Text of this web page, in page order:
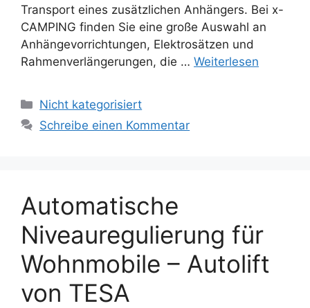
Transport eines zusätzlichen Anhängers. Bei x-
CAMPING finden Sie eine große Auswahl an
Anhängevorrichtungen, Elektrosätzen und
Rahmenverlängerungen, die … Weiterlesen
Kategorien
Nicht kategorisiert
Schreibe einen Kommentar
Automatische
Niveauregulierung für
Wohnmobile – Autolift
von TESA